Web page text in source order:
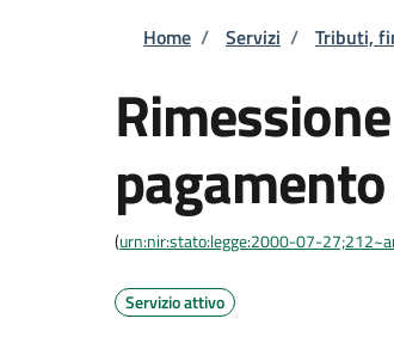
Briciole di
Home / Servizi / Tributi,
(urn:nir:stato:legge:2000-07-
Servizio attivo